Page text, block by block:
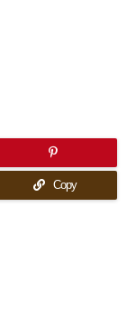
Copy